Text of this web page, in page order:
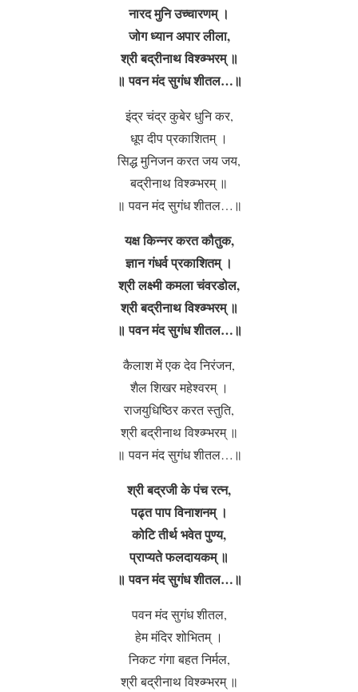
नारद मुनि उच्चारणम् ।
जोग ध्यान अपार लीला,
श्री बद्रीनाथ विश्व्म्भरम् ॥
॥ पवन मंद सुगंध शीतल…॥
इंद्र चंद्र कुबेर धुनि कर,
धूप दीप प्रकाशितम् ।
सिद्ध मुनिजन करत जय जय,
बद्रीनाथ विश्व्म्भरम् ॥
॥ पवन मंद सुगंध शीतल…॥
यक्ष किन्नर करत कौतुक,
ज्ञान गंधर्व प्रकाशितम् ।
श्री लक्ष्मी कमला चंवरडोल,
श्री बद्रीनाथ विश्व्म्भरम् ॥
॥ पवन मंद सुगंध शीतल…॥
कैलाश में एक देव निरंजन,
शैल शिखर महेश्वरम् ।
राजयुधिष्ठिर करत स्तुति,
श्री बद्रीनाथ विश्व्म्भरम् ॥
॥ पवन मंद सुगंध शीतल…॥
श्री बद्रजी के पंच रत्न,
पढ्त पाप विनाशनम् ।
कोटि तीर्थ भवेत पुण्य,
प्राप्यते फलदायकम् ॥
॥ पवन मंद सुगंध शीतल…॥
पवन मंद सुगंध शीतल,
हेम मंदिर शोभितम् ।
निकट गंगा बहत निर्मल,
श्री बद्रीनाथ विश्व्म्भरम् ॥